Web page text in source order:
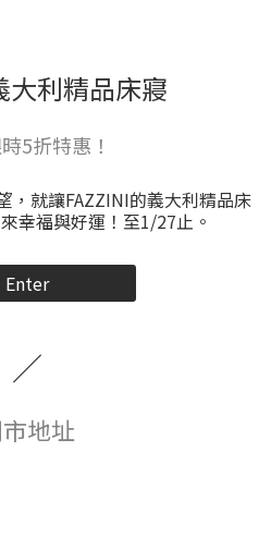
大利精品床寢
5折特惠！
，就讓FAZZINI的義大利精品床
幸福與好運！至1/27止。
Enter
／
地址